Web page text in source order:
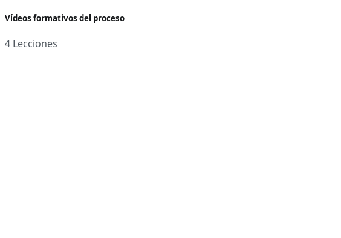
Vídeos formativos del proceso
4 Lecciones